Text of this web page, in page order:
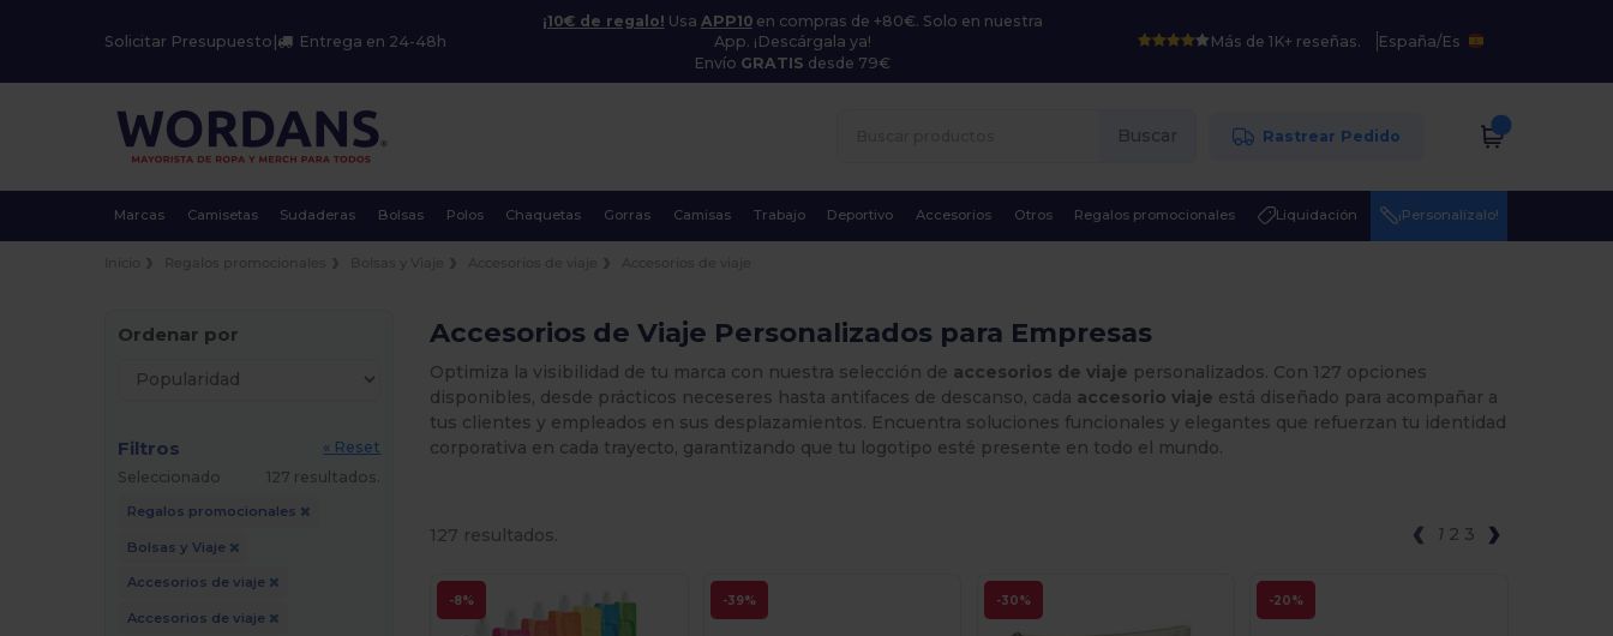
Solicitar Presupuesto Entrega en 24-48h
¡10€ de regalo! Usa APP10en compras de +80€. Solo en nuestra
App. ¡Descárgala ya!
Envío GRATIS desde 79€
Más de 1K+ reseñas. España/Es
Buscar Rastrear Pedido
Marcas Camisetas Sudaderas Bolsas Polos Chaquetas Gorras Camisas Trabajo Deportivo Accesorios Otros Regalos promocionales Liquidación ¡Personalízalo!
Ordenar por
Filtros
« Reset
Seleccionado
127 resultados.
Regalos promocionales
Bolsas y Viaje
Accesorios de viaje
Accesorios de viaje
Accesorios de Viaje Personalizados para Empresas
Optimiza la visibilidad de tu marca con nuestra selección de accesorios de viaje personalizados. Con 127 opciones
disponibles, desde prácticos neceseres hasta antifaces de descanso, cada accesorio viaje está diseñado para acompañar a
tus clientes y empleados en sus desplazamientos. Encuentra soluciones funcionales y elegantes que refuerzan tu identidad
corporativa en cada trayecto, garantizando que tu logotipo esté presente en todo el mundo.
127 resultados. 1 2 3
-8% -39% -30% -20%